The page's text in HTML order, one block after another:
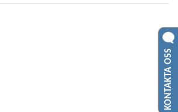
KONTAKTA OSS